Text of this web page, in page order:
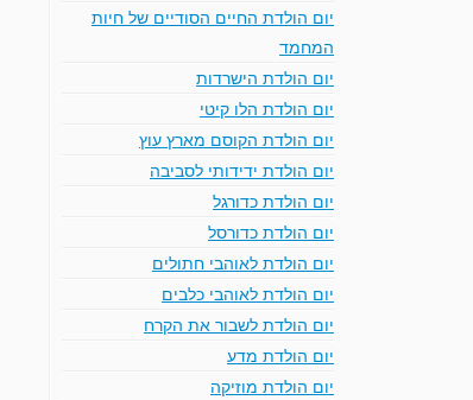
יום הולדת החיים הסודיים של חיות
המחמד
יום הולדת הישרדות
יום הולדת הלו קיטי
יום הולדת הקוסם מארץ עוץ
יום הולדת ידידותי לסביבה
יום הולדת כדורגל
יום הולדת כדורסל
יום הולדת לאוהבי חתולים
יום הולדת לאוהבי כלבים
יום הולדת לשבור את הקרח
יום הולדת מדע
יום הולדת מוזיקה